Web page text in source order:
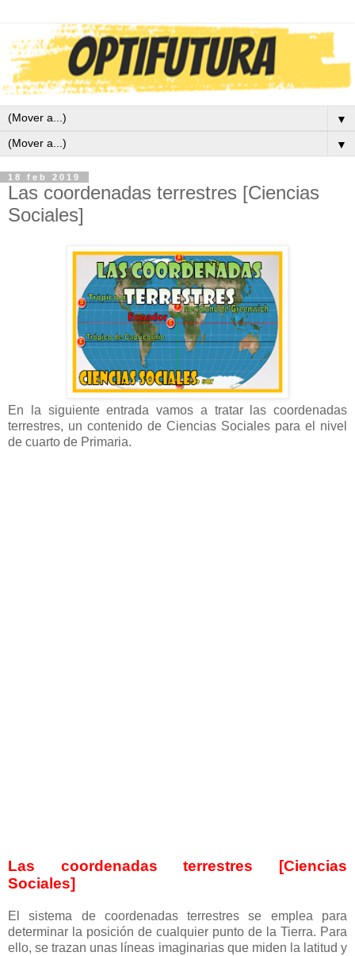
▼
▼
18 feb 2019
Las coordenadas terrestres [Ciencias
Sociales]
En la siguiente entrada vamos a tratar las coordenadas
terrestres, un contenido de Ciencias Sociales para el nivel
de cuarto de Primaria.
Las coordenadas terrestres [Ciencias
Sociales]
El sistema de coordenadas terrestres se emplea para
determinar la posición de cualquier punto de la Tierra. Para
ello, se trazan unas líneas imaginarias que miden la latitud y